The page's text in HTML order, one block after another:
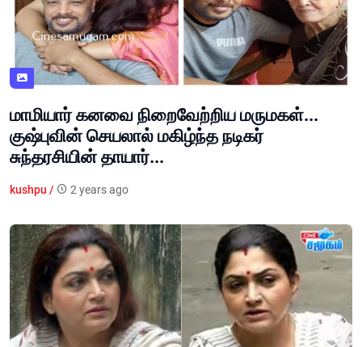
மாமியார் கனவை நிறைவேற்றிய மருமகள்...
குஷ்புவின் செயலால் மகிழ்ந்த நடிகர்
சுந்தரசியின் தாயார்...
kushpu / 2 years ago